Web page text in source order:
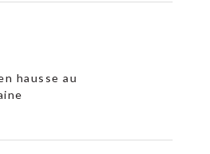
hausse au